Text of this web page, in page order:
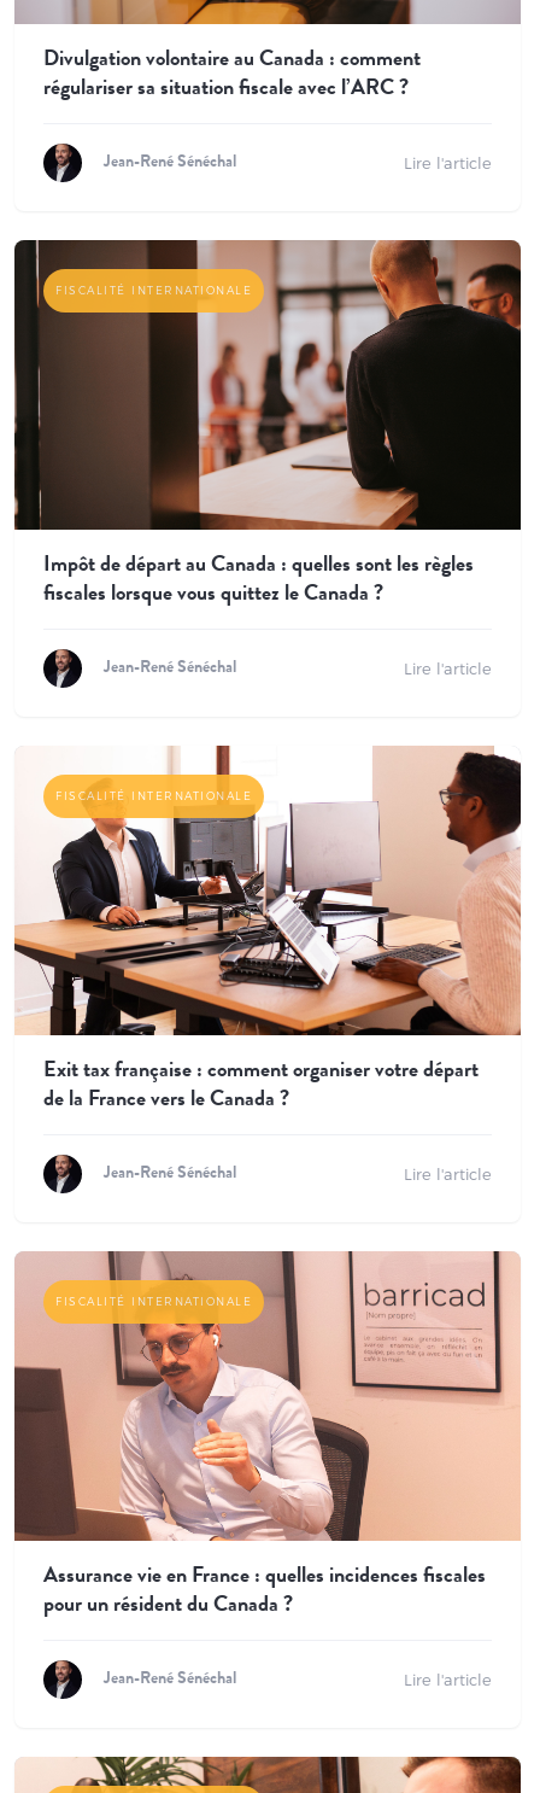
Divulgation volontaire au Canada : comment
régulariser sa situation fiscale avec l’ARC ?
Jean-René Sénéchal Lire l'article
FISCALITÉ INTERNATIONALE
Impôt de départ au Canada : quelles sont les règles
fiscales lorsque vous quittez le Canada ?
Jean-René Sénéchal Lire l'article
FISCALITÉ INTERNATIONALE
Exit tax française : comment organiser votre départ
de la France vers le Canada ?
Jean-René Sénéchal Lire l'article
FISCALITÉ INTERNATIONALE
Assurance vie en France : quelles incidences fiscales
pour un résident du Canada ?
Jean-René Sénéchal Lire l'article